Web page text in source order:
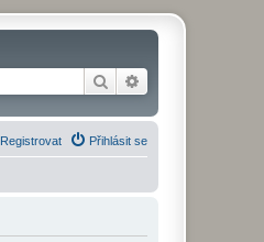
Hledat
Přihlásit se
Registrovat